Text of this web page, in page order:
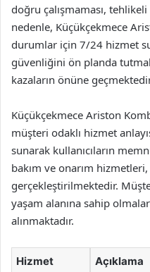
doğru çalışmaması,
nedenle, Küçükçekmece
durumlar için 7/24 hizmet
güvenliğini ön planda
kazaların önüne
Küçükçekmece Ariston
müşteri odaklı hizmet
sunarak kullanıcıların
bakım ve onarım
gerçekleştirilmektedir.
yaşam alanına sahip
alınmaktadır.
Hizmet Açıklama